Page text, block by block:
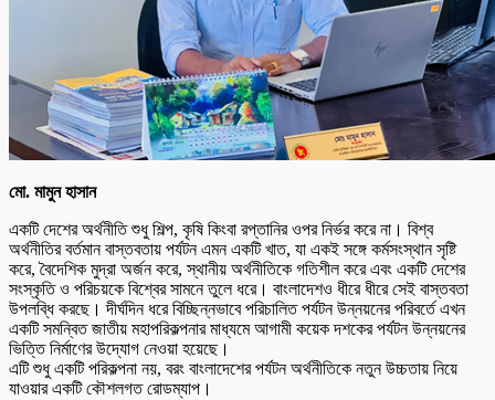
মো. মামুন হাসান
একটি দেশের অর্থনীতি শুধু শিল্প, কৃষি কিংবা রপ্তানির ওপর নির্ভর করে না। বিশ্ব
অর্থনীতির বর্তমান বাস্তবতায় পর্যটন এমন একটি খাত, যা একই সঙ্গে কর্মসংস্থান সৃষ্টি
করে, বৈদেশিক মুদ্রা অর্জন করে, স্থানীয় অর্থনীতিকে গতিশীল করে এবং একটি দেশের
সংস্কৃতি ও পরিচয়কে বিশ্বের সামনে তুলে ধরে। বাংলাদেশও ধীরে ধীরে সেই বাস্তবতা
উপলব্ধি করছে। দীর্ঘদিন ধরে বিচ্ছিন্নভাবে পরিচালিত পর্যটন উন্নয়নের পরিবর্তে এখন
একটি সমন্বিত জাতীয় মহাপরিকল্পনার মাধ্যমে আগামী কয়েক দশকের পর্যটন উন্নয়নের
ভিত্তি নির্মাণের উদ্যোগ নেওয়া হয়েছে।
এটি শুধু একটি পরিকল্পনা নয়, বরং বাংলাদেশের পর্যটন অর্থনীতিকে নতুন উচ্চতায় নিয়ে
যাওয়ার একটি কৌশলগত রোডম্যাপ।